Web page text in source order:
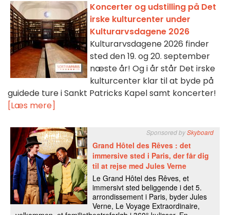
Koncerter og udstilling på Det
irske kulturcenter under
Kulturarvsdagene 2026
Kulturarvsdagene 2026 finder
sted den 19. og 20. september
næste år! Og i år står Det irske
kulturcenter klar til at byde på
guidede ture i Sankt Patricks Kapel samt koncerter!
[Læs mere]